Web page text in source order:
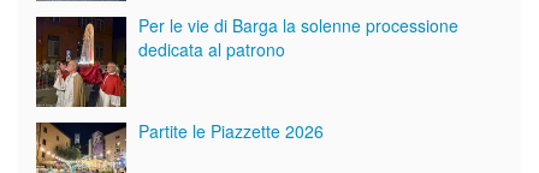
Per le vie di Barga la solenne processione
dedicata al patrono
Partite le Piazzette 2026